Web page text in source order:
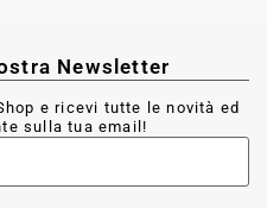
Newsletter
e ricevi tutte le novità ed
sulla tua email!